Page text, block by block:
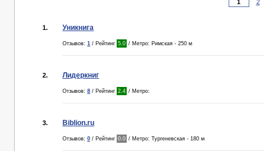
2
1. Уникнига
Отзывов: 1 / Рейтинг 5.0 / Метро: Римская - 250 м
2. Лидеркниг
Отзывов: 8 / Рейтинг 2.4 / Метро:
3. Biblion.ru
Отзывов: 0 / Рейтинг 0.0 / Метро: Тургеневская - 180 м